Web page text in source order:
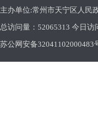
主办单位:常州市天宁区人民
总访问量： 52065313 今日访
苏公网安备32041102000483